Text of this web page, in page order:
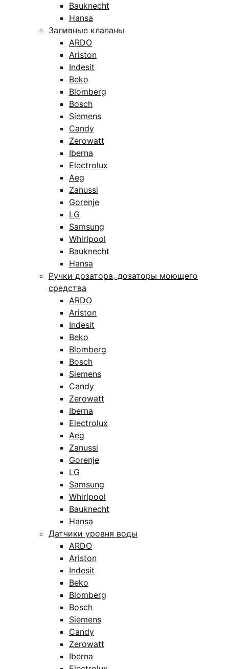
Bauknecht
Hansa
Заливные клапаны
ARDO
Ariston
Indesit
Beko
Blomberg
Bosch
Siemens
Candy
Zerowatt
Iberna
Electrolux
Aeg
Zanussi
Gorenje
LG
Samsung
Whirlpool
Bauknecht
Hansa
Ручки дозатора, дозаторы моющего
средства
ARDO
Ariston
Indesit
Beko
Blomberg
Bosch
Siemens
Candy
Zerowatt
Iberna
Electrolux
Aeg
Zanussi
Gorenje
LG
Samsung
Whirlpool
Bauknecht
Hansa
Датчики уровня воды
ARDO
Ariston
Indesit
Beko
Blomberg
Bosch
Siemens
Candy
Zerowatt
Iberna